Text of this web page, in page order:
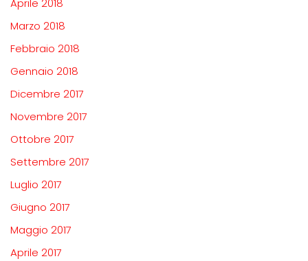
Aprile 2018
Marzo 2018
Febbraio 2018
Gennaio 2018
Dicembre 2017
Novembre 2017
Ottobre 2017
Settembre 2017
Luglio 2017
Giugno 2017
Maggio 2017
Aprile 2017